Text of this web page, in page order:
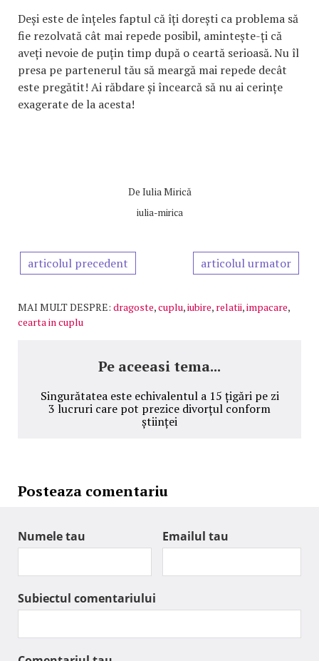
Deși este de înțeles faptul că îți dorești ca problema să
fie rezolvată cât mai repede posibil, amintește-ți că
aveți nevoie de puțin timp după o ceartă serioasă. Nu îl
presa pe partenerul tău să meargă mai repede decât
este pregătit! Ai răbdare și încearcă să nu ai cerințe
exagerate de la acesta!
De Iulia Mirică
iulia-mirica
articolul precedent articolul urmator
MAI MULT DESPRE: dragoste,cuplu,iubire, relatii,impacare,
cearta in cuplu
Pe aceeasi tema...
Singurătatea este echivalentul a 15 țigări pe zi
3 lucruri care pot prezice divorțul conform
științei
Posteaza comentariu
Numele tau Emailul tau
Subiectul comentariului